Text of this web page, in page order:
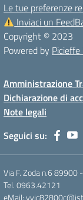
Le tue preferenze
Inviaci un
Copyright © 2023
Powered by Picieffe
Amministrazione
Dichiarazione di
Note legali
Seguici su:
Via F. Zoda n.6 89900
Tel. 0963.42121
eMail: